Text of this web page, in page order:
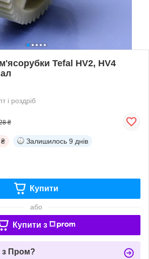
Tefal HV2, HV4
і роздріб
₴
Залишилось 9 днів
Купити
або
Купити з
з Пром?